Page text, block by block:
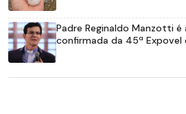
Padre Reginaldo Manzotti
confirmada da 45ª Expovel